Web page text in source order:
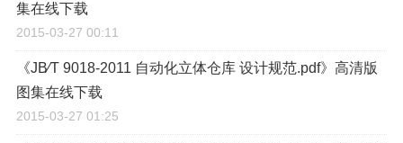
集在线下载
2015-03-27 00:11
《JB∕T 9018-2011 自动化立体仓库 设计规范.pdf》高清版
图集在线下载
2015-03-27 01:25